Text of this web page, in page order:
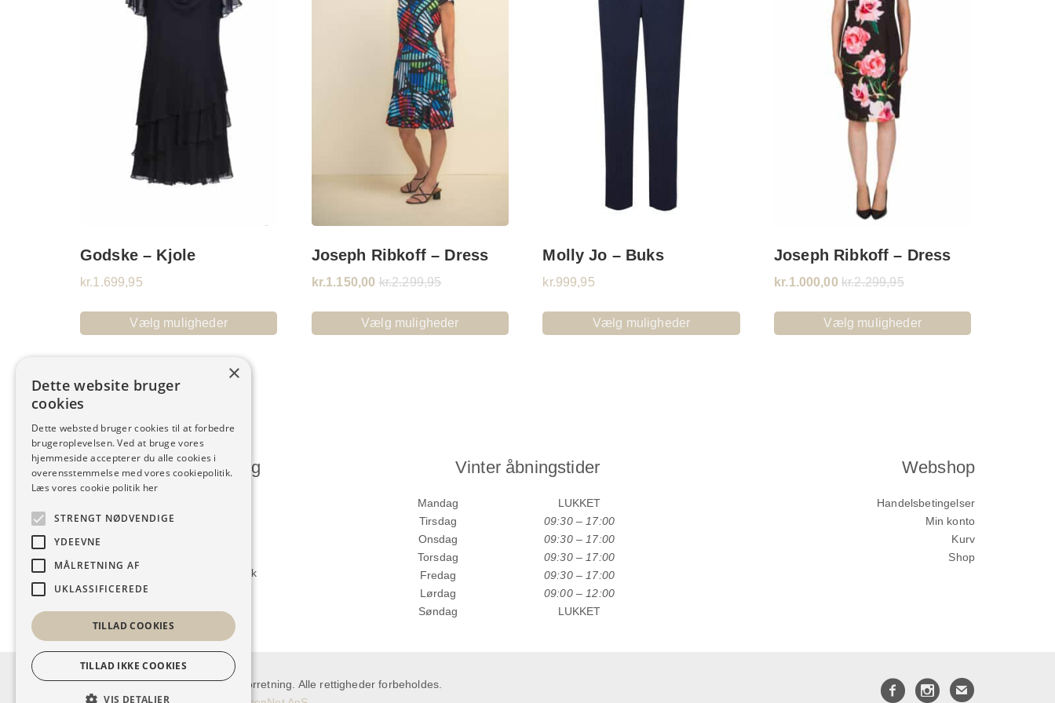
Godske – Kjole
kr.1.699,95
Vælg muligheder
Joseph Ribkoff – Dress
kr.1.150,00 kr.2.299,95
Vælg muligheder
Molly Jo – Buks
kr.999,95
Vælg muligheder
Joseph Ribkoff – Dress
kr.1.000,00 kr.2.299,95
Vælg muligheder
Humlum Kjoleforretning
7600 Struer
kontakt@humlumkjoleforretning.dk
Vinter åbningstider
Mandag
LUKKET
Tirsdag
09:30 – 17:00
Onsdag
09:30 – 17:00
Torsdag
09:30 – 17:00
Fredag
09:30 – 17:00
Lørdag
09:00 – 12:00
Søndag
LUKKET
Webshop
Handelsbetingelser
Min konto
Kurv
Shop
Copyright © 2026 Humlum Kjoleforretning. Alle rettigheder forbeholdes.
×
Dette website bruger
cookies
Dette websted bruger cookies til at forbedre
brugeroplevelsen. Ved at bruge vores
hjemmeside accepterer du alle cookies i
overensstemmelse med vores cookiepolitik.
Læs vores cookie politik her
STRENGT NØDVENDIGE
YDEEVNE
MÅLRETNING AF
UKLASSIFICEREDE
TILLAD COOKIES
TILLAD IKKE COOKIES
VIS DETALJER